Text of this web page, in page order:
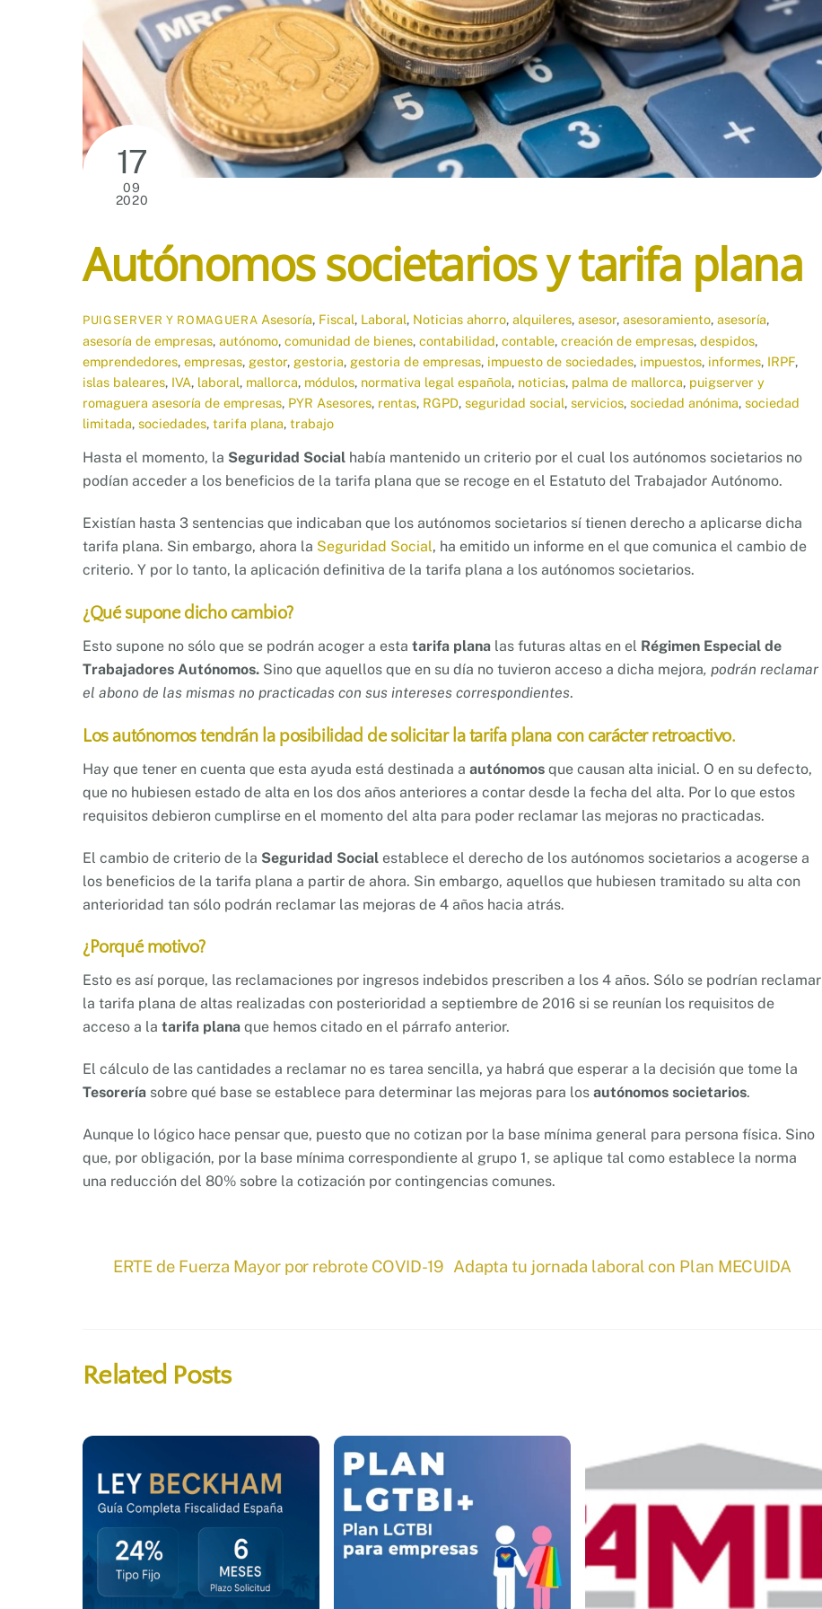
17
09
2020
Autónomos societarios y tarifa plana
PUIGSERVER Y ROMAGUERA Asesoría, Fiscal, Laboral, Noticias ahorro,alquileres,asesor,asesoramiento,asesoría,
asesoría de empresas, autónomo, comunidad de bienes, contabilidad, contable, creación de empresas, despidos,
emprendedores, empresas, gestor, gestoria, gestoria de empresas, impuesto de sociedades, impuestos, informes, IRPF,
islas baleares, IVA, laboral, mallorca, módulos, normativa legal española, noticias, palma de mallorca, puigserver y
romaguera asesoría de empresas, PYR Asesores, rentas, RGPD, seguridad social, servicios, sociedad anónima, sociedad
limitada, sociedades, tarifa plana, trabajo
Hasta el momento, la Seguridad Social había mantenido un criterio por el cual los autónomos societarios no
podían acceder a los beneficios de la tarifa plana que se recoge en el Estatuto del Trabajador Autónomo.
Existían hasta 3 sentencias que indicaban que los autónomos societarios sí tienen derecho a aplicarse dicha
tarifa plana. Sin embargo, ahora la Seguridad Social, ha emitido un informe en el que comunica el cambio de
criterio. Y por lo tanto, la aplicación definitiva de la tarifa plana a los autónomos societarios.
¿Qué supone dicho cambio?
Esto supone no sólo que se podrán acoger a esta tarifa plana las futuras altas en el Régimen Especial de
Trabajadores Autónomos. Sino que aquellos que en su día no tuvieron acceso a dicha mejora, podrán reclamar
el abono de las mismas no practicadas con sus intereses correspondientes.
Los autónomos tendrán la posibilidad de solicitar la tarifa plana con carácter retroactivo.
Hay que tener en cuenta que esta ayuda está destinada a autónomos que causan alta inicial. O en su defecto,
que no hubiesen estado de alta en los dos años anteriores a contar desde la fecha del alta. Por lo que estos
requisitos debieron cumplirse en el momento del alta para poder reclamar las mejoras no practicadas.
El cambio de criterio de la Seguridad Social establece el derecho de los autónomos societarios a acogerse a
los beneficios de la tarifa plana a partir de ahora. Sin embargo, aquellos que hubiesen tramitado su alta con
anterioridad tan sólo podrán reclamar las mejoras de 4 años hacia atrás.
¿Porqué motivo?
Esto es así porque, las reclamaciones por ingresos indebidos prescriben a los 4 años. Sólo se podrían reclamar
la tarifa plana de altas realizadas con posterioridad a septiembre de 2016 si se reunían los requisitos de
acceso a la tarifa plana que hemos citado en el párrafo anterior.
El cálculo de las cantidades a reclamar no es tarea sencilla, ya habrá que esperar a la decisión que tome la
Tesorería sobre qué base se establece para determinar las mejoras para los autónomos societarios.
Aunque lo lógico hace pensar que, puesto que no cotizan por la base mínima general para persona física. Sino
que, por obligación, por la base mínima correspondiente al grupo 1, se aplique tal como establece la norma
una reducción del 80% sobre la cotización por contingencias comunes.
ERTE de Fuerza Mayor por rebrote COVID-19 Adapta tu jornada laboral con Plan MECUIDA
Related Posts